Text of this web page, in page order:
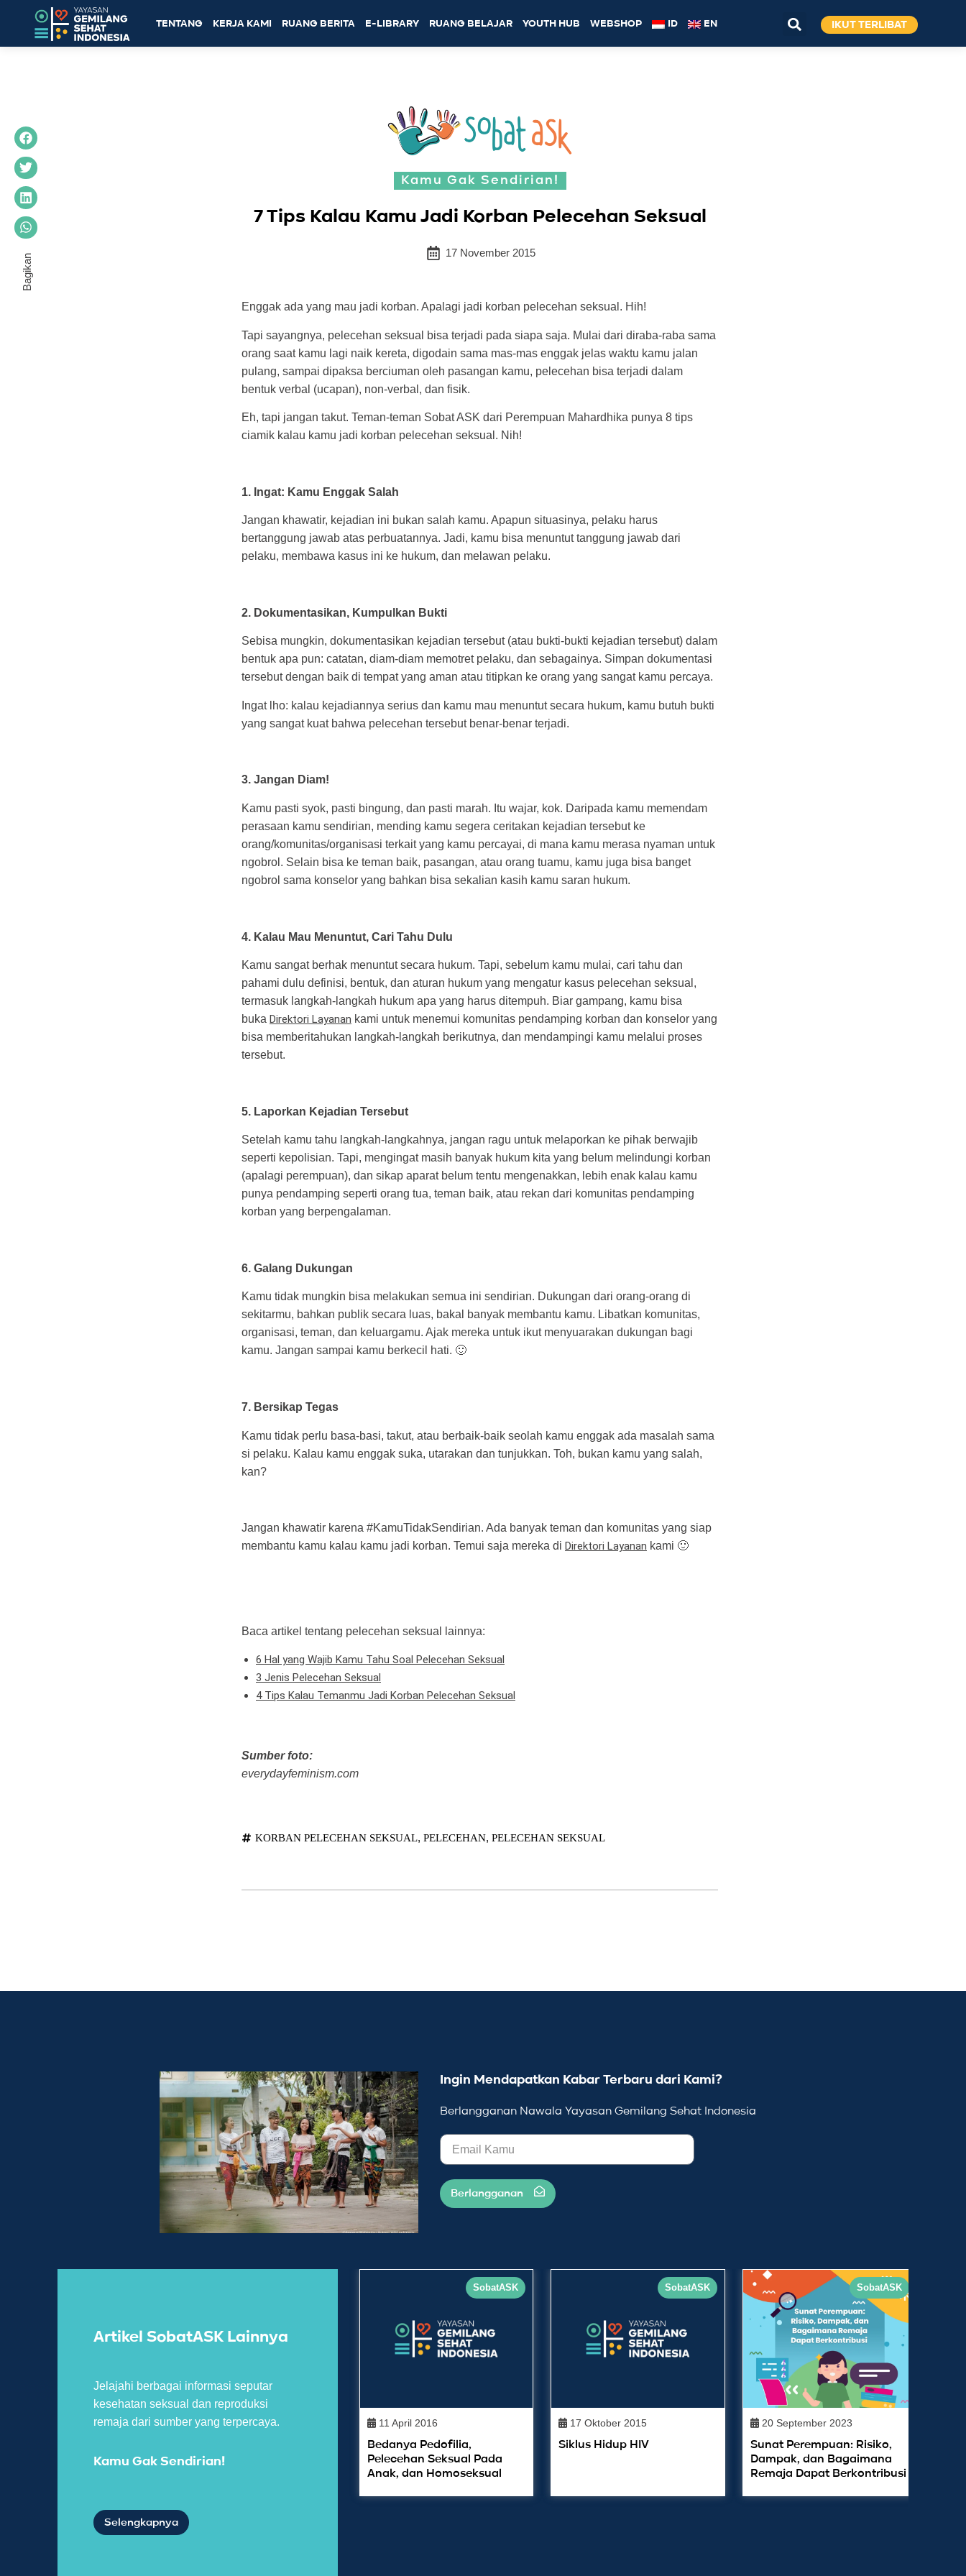
TENTANG KERJA KAMI RUANG BERITA E-LIBRARY RUANG BELAJAR YOUTH HUB WEBSHOP ID EN IKUT TERLIBAT
Kamu Gak Sendirian!
7 Tips Kalau Kamu Jadi Korban Pelecehan Seksual
17 November 2015
Enggak ada yang mau jadi korban. Apalagi jadi korban pelecehan seksual. Hih!
Tapi sayangnya, pelecehan seksual bisa terjadi pada siapa saja. Mulai dari diraba-raba sama
orang saat kamu lagi naik kereta, digodain sama mas-mas enggak jelas waktu kamu jalan
pulang, sampai dipaksa berciuman oleh pasangan kamu, pelecehan bisa terjadi dalam
bentuk verbal (ucapan), non-verbal, dan fisik.
Eh, tapi jangan takut. Teman-teman Sobat ASK dari Perempuan Mahardhika punya 8 tips
ciamik kalau kamu jadi korban pelecehan seksual. Nih!
1. Ingat: Kamu Enggak Salah
Jangan khawatir, kejadian ini bukan salah kamu. Apapun situasinya, pelaku harus
bertanggung jawab atas perbuatannya. Jadi, kamu bisa menuntut tanggung jawab dari
pelaku, membawa kasus ini ke hukum, dan melawan pelaku.
2. Dokumentasikan, Kumpulkan Bukti
Sebisa mungkin, dokumentasikan kejadian tersebut (atau bukti-bukti kejadian tersebut) dalam
bentuk apa pun: catatan, diam-diam memotret pelaku, dan sebagainya. Simpan dokumentasi
tersebut dengan baik di tempat yang aman atau titipkan ke orang yang sangat kamu percaya.
Ingat lho: kalau kejadiannya serius dan kamu mau menuntut secara hukum, kamu butuh bukti
yang sangat kuat bahwa pelecehan tersebut benar-benar terjadi.
3. Jangan Diam!
Kamu pasti syok, pasti bingung, dan pasti marah. Itu wajar, kok. Daripada kamu memendam
perasaan kamu sendirian, mending kamu segera ceritakan kejadian tersebut ke
orang/komunitas/organisasi terkait yang kamu percayai, di mana kamu merasa nyaman untuk
ngobrol. Selain bisa ke teman baik, pasangan, atau orang tuamu, kamu juga bisa banget
ngobrol sama konselor yang bahkan bisa sekalian kasih kamu saran hukum.
4. Kalau Mau Menuntut, Cari Tahu Dulu
Kamu sangat berhak menuntut secara hukum. Tapi, sebelum kamu mulai, cari tahu dan
pahami dulu definisi, bentuk, dan aturan hukum yang mengatur kasus pelecehan seksual,
termasuk langkah-langkah hukum apa yang harus ditempuh. Biar gampang, kamu bisa
buka Direktori Layanan kami untuk menemui komunitas pendamping korban dan konselor yang
bisa memberitahukan langkah-langkah berikutnya, dan mendampingi kamu melalui proses
tersebut.
5. Laporkan Kejadian Tersebut
Setelah kamu tahu langkah-langkahnya, jangan ragu untuk melaporkan ke pihak berwajib
seperti kepolisian. Tapi, mengingat masih banyak hukum kita yang belum melindungi korban
(apalagi perempuan), dan sikap aparat belum tentu mengenakkan, lebih enak kalau kamu
punya pendamping seperti orang tua, teman baik, atau rekan dari komunitas pendamping
korban yang berpengalaman.
6. Galang Dukungan
Kamu tidak mungkin bisa melakukan semua ini sendirian. Dukungan dari orang-orang di
sekitarmu, bahkan publik secara luas, bakal banyak membantu kamu. Libatkan komunitas,
organisasi, teman, dan keluargamu. Ajak mereka untuk ikut menyuarakan dukungan bagi
kamu. Jangan sampai kamu berkecil hati. 🙂
7. Bersikap Tegas
Kamu tidak perlu basa-basi, takut, atau berbaik-baik seolah kamu enggak ada masalah sama
si pelaku. Kalau kamu enggak suka, utarakan dan tunjukkan. Toh, bukan kamu yang salah,
kan?
Jangan khawatir karena #KamuTidakSendirian. Ada banyak teman dan komunitas yang siap
membantu kamu kalau kamu jadi korban. Temui saja mereka di Direktori Layanan kami 🙂
Baca artikel tentang pelecehan seksual lainnya:
6 Hal yang Wajib Kamu Tahu Soal Pelecehan Seksual
3 Jenis Pelecehan Seksual
4 Tips Kalau Temanmu Jadi Korban Pelecehan Seksual
Sumber foto:
everydayfeminism.com
KORBAN PELECEHAN SEKSUAL, PELECEHAN, PELECEHAN SEKSUAL
Ingin Mendapatkan Kabar Terbaru dari Kami?
Berlangganan Nawala Yayasan Gemilang Sehat Indonesia
Berlangganan
Artikel SobatASK Lainnya
Jelajahi berbagai informasi seputar
kesehatan seksual dan reproduksi
remaja dari sumber yang terpercaya.
Kamu Gak Sendirian!
Selengkapnya
SobatASK
11 April 2016
Bedanya Pedofilia,
Pelecehan Seksual Pada
Anak, dan Homoseksual
SobatASK
17 Oktober 2015
Siklus Hidup HIV
SobatASK
20 September 2023
Sunat Perempuan: Risiko,
Dampak, dan Bagaimana
Remaja Dapat Berkontribusi